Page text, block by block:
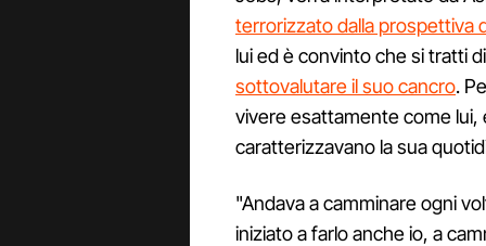
terrorizzato dalla prospettiva
lui ed è convinto che si tratti
sottovalutare il suo cancro.
vivere esattamente come
caratterizzavano la sua
"Andava a camminare ogni
iniziato a farlo anche io, a